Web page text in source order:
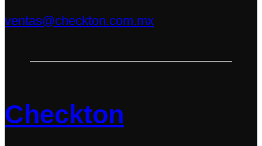
ventas@checkton.com.mx
Checkton